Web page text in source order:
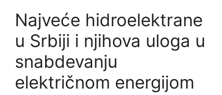
Najveće hidroelektrane
u Srbiji i njihova uloga u
snabdevanju
električnom energijom